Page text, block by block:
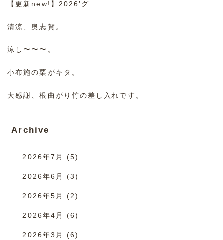
【更新new!】2026’グ...
清涼、奥志賀。
涼し〜〜〜。
小布施の栗がキタ。
大感謝、根曲がり竹の差し入れです。
Archive
2026年7月 (5)
2026年6月 (3)
2026年5月 (2)
2026年4月 (6)
2026年3月 (6)